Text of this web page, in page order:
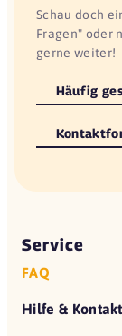
Schau doch
Fragen" oder
gerne weiter!
Häufig
Service
FAQ
Hilfe & Kontakt